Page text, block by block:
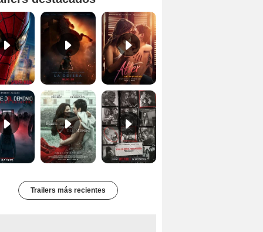
'Spider-Man Un Nuevo Día' - Tráiler oficial subtitulado Primer tráiler oficial de 'La Odisea'
Primer Tráiler Oficial Subtitulado de 'La Noche Del Demonio: Están Entre Nosotros' Primer Tráiler Oficial Subtitulado de 'Una última aventura: Detrás de cámaras de Stranger Things 5'
Trailers más recientes